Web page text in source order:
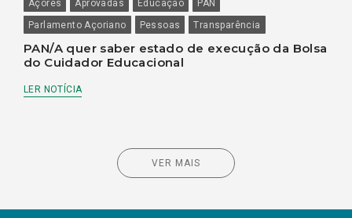
Açores Aprovadas Educação
PAN
Parlamento Açoriano
Pessoas Transparência
PAN/A quer saber estado de execução da Bolsa
do Cuidador Educacional
LER NOTÍCIA
VER MAIS